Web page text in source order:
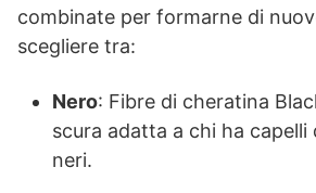
combinate per formarne di
scegliere tra:
Nero: Fibre di cheratina
scura adatta a chi ha capelli
neri.